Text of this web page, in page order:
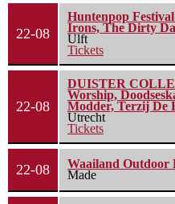
22-08
Huntenpop
Irons, The Dirty
Ulft
Tickets
22-08
DUISTER
Worship,
Modder, Terzij De
Utrecht
Tickets
22-08
Waailand Outdoor
Made